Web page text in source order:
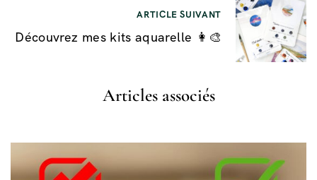
ARTICLE SUIVANT
Découvrez mes kits aquarelle 👩‍🎨
Articles associés